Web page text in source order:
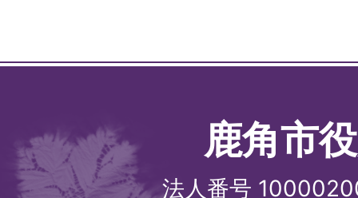
鹿角市
法人番号